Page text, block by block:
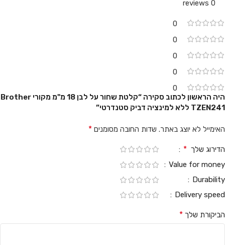
0 reviews
0
0
0
0
0
היה הראשון לכתוב סקירה “קלטת שחור על לבן 18 מ"מ מקורי Brother
TZEN241 ללא למינציה דביק סטנדרטי”
האימייל לא יוצג באתר. שדות החובה מסומנים *
הדירוג שלך *
Value for money
Durability
Delivery speed
הביקורת שלך *